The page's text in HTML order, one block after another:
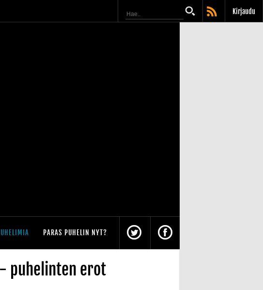
Kirjaudu
PARAS PUHELIN NYT?
- puhelinten erot